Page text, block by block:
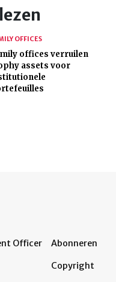
OFFICES
offices verruilen
assets voor
Officer Abonneren
Copyright